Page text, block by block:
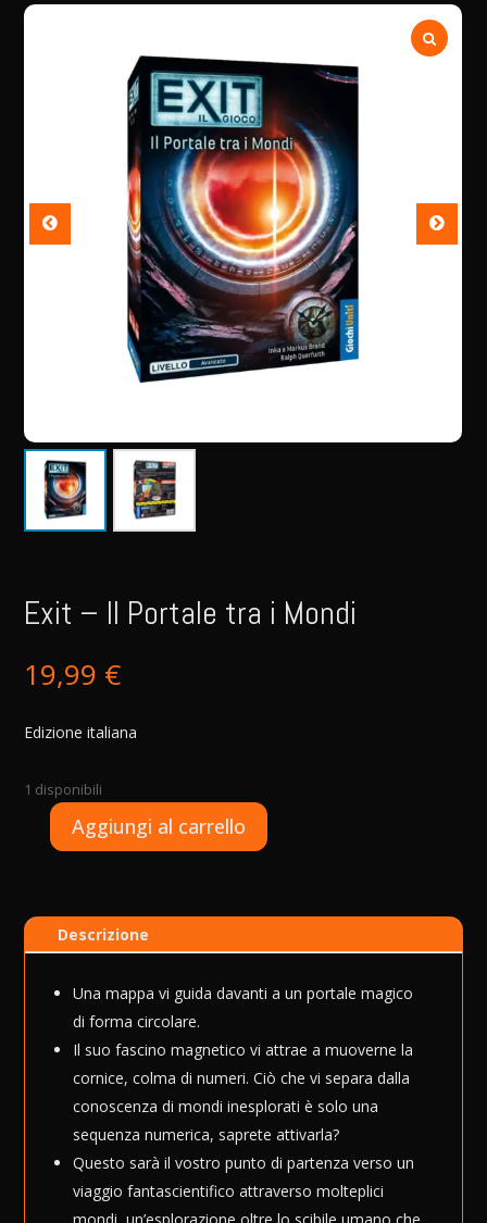
Exit – Il Portale tra i Mondi
19,99 €
Edizione italiana
1 disponibili
Portale
Mondi
quantità
Aggiungi al carrello
r
t
:
Descrizione
Una mappa vi guida davanti a un portale magico
di forma circolare.
Il suo fascino magnetico vi attrae a muoverne la
cornice, colma di numeri. Ciò che vi separa dalla
conoscenza di mondi inesplorati è solo una
sequenza numerica, saprete attivarla?
Questo sarà il vostro punto di partenza verso un
viaggio fantascientifico attraverso molteplici
mondi, un’esplorazione oltre lo scibile umano che